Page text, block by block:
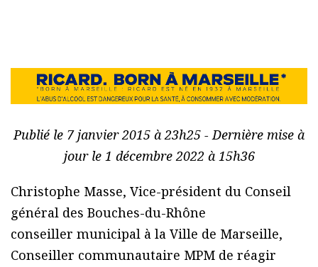
Publié le 7 janvier 2015 à 23h25 - Dernière mise à
jour le 1 décembre 2022 à 15h36
Christophe Masse, Vice-président du Conseil
général des Bouches-du-Rhône
conseiller municipal à la Ville de Marseille,
Conseiller communautaire MPM de réagir